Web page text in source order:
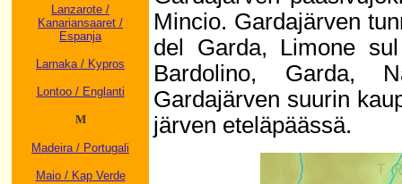
Lanzarote /
Kanariansaaret /
Espanja
Larnaka / Kypros
Lontoo / Englanti
M
Madeira / Portugali
Maio / Kap Verde
Mincio. Gardajärven
del Garda, Limone
Bardolino, Garda,
Gardajärven suurin
järven eteläpäässä.